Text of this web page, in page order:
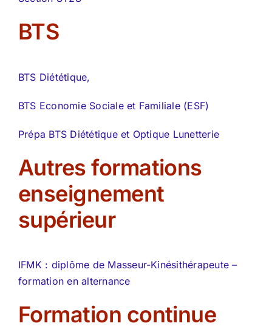
BTS
BTS Diététique,
BTS Economie Sociale et Familiale (ESF)
Prépa BTS Diététique et Optique Lunetterie
Autres formations
enseignement
supérieur
IFMK : diplôme de Masseur-Kinésithérapeute –
formation en alternance
Formation continue